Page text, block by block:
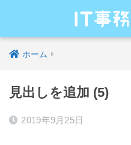
ホーム
見出しを追加 (5)
2019年9月25日